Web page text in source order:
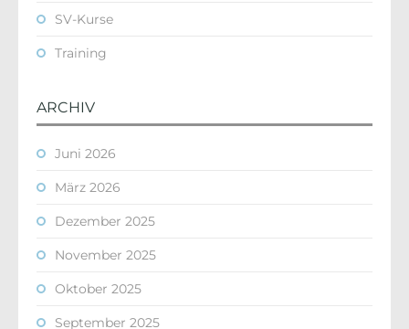
SV-Kurse
Training
ARCHIV
Juni 2026
März 2026
Dezember 2025
November 2025
Oktober 2025
September 2025